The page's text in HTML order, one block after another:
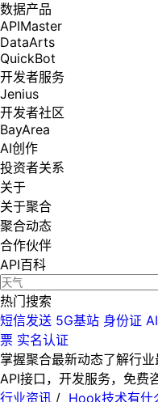
数据产品
APIMaster
DataArts
QuickBot
开发者服务
Jenius
开发者社区
BayArea
AI创作
投资者关系
关于
关于聚合
聚合动态
合作伙伴
API百科
热门搜索
短信发送 5G基站 身份证
票 实名认证
掌握聚合最新动态了解行
API接口，开发服务，免费
行业资讯 / Hook技术有什